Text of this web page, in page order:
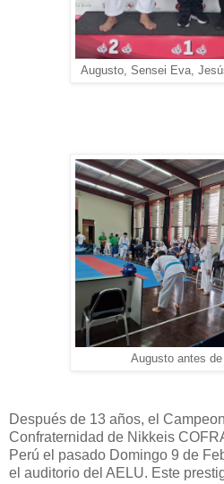
Augusto, Sensei Eva,
Augusto antes
Después de 13 años, el
Confraternidad de Nikkeis
Perú el pasado Domingo 9 de
el auditorio del AELU. Este